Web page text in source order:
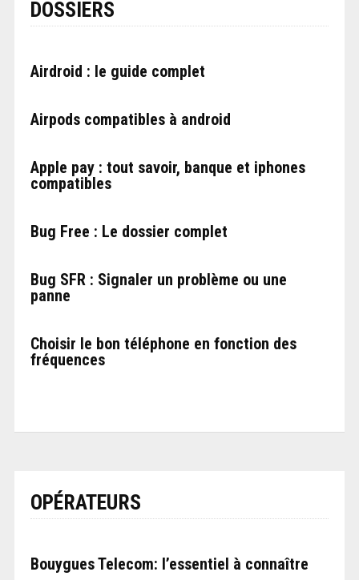
DOSSIERS
Airdroid : le guide complet
Airpods compatibles à android
Apple pay : tout savoir, banque et iphones
compatibles
Bug Free : Le dossier complet
Bug SFR : Signaler un problème ou une
panne
Choisir le bon téléphone en fonction des
fréquences
OPÉRATEURS
Bouygues Telecom: l’essentiel à connaître